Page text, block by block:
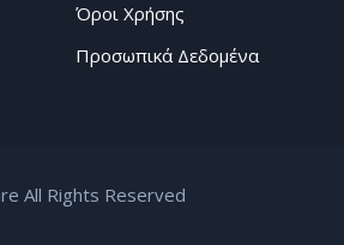
Όροι Χρήσης
Προσωπικά Δεδομένα
All Rights Reserved